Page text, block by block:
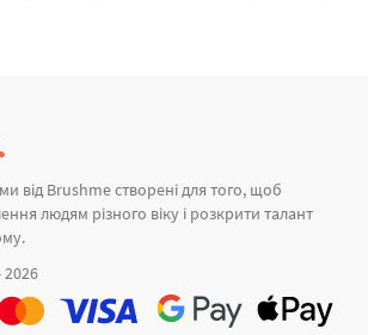
від Brushme створені для того, щоб
людям різного віку і розкрити талант
2026